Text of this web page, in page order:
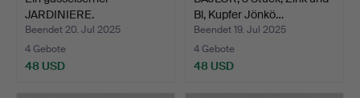
JARDINIERE.
Beendet 20. Jul 2025
4 Gebote
48 USD
Bl, Kupfer Jönkö…
Beendet 19. Jul 2025
4 Gebote
48 USD